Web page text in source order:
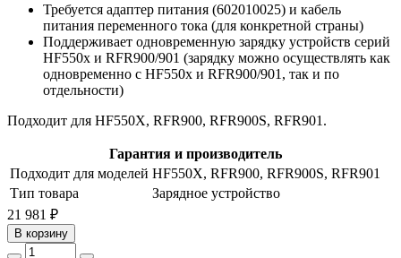
Требуется адаптер питания (602010025) и кабель
питания переменного тока (для конкретной страны)
Поддерживает одновременную зарядку устройств серий
HF550x и RFR900/901 (зарядку можно осуществлять как
одновременно с HF550x и RFR900/901, так и по
отдельности)
Подходит для HF550X, RFR900, RFR900S, RFR901.
Гарантия и производитель
Подходит для моделей HF550X, RFR900, RFR900S, RFR901
Тип товара
Зарядное устройство
21 981 ₽
В корзину